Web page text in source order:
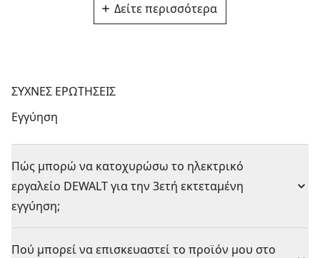
Δείτε περισσότερα
ΣΥΧΝΕΣ ΕΡΩΤΗΣΕΙΣ
Εγγύηση
Πώς μπορώ να κατοχυρώσω το ηλεκτρικό
εργαλείο DEWALT για την 3ετή εκτεταμένη
εγγύηση;
Πού μπορεί να επισκευαστεί το προϊόν μου στο